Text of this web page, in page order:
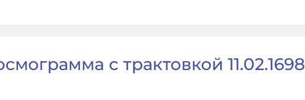
с трактовкой 11.02.1698